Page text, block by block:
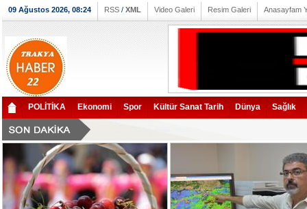
09 Ağustos 2026, 08:24 RSS / XML Video Galeri Resim Galeri Anasayfam
POLİTİKA Ekonomi Spor Kültür Sanat Tarih Dünya Sağlık